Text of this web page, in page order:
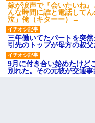
嫁が涙声で『会いたいね
んな時間に誰と電話して
泣」俺（キターー）→
三年働いてたパートを突
引先のトップが母方の叔
9月に付き合い始めたけど
別れた。その元彼が交通